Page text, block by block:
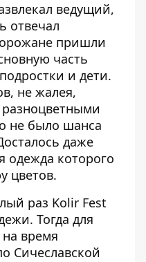
ведущий,
отвечал
пришли
часть
и дети.
не жалея,
разноцветными
не было шанса
даже
одежда которого
цветов.
раз Kolir Fest
. Тогда для
время
Сичеславской